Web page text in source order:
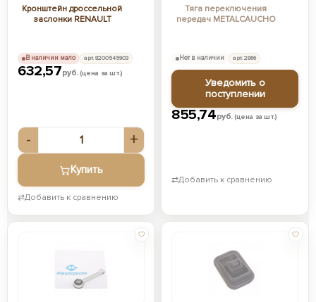
Кронштейн дроссельной
заслонки RENAULT
632,57руб.(цена за шт.)
- +
Купить
В наличии мало арт. 8200545903
⇄Добавить к сравнению
Тяга переключения
передач METALCAUCHO
855,74руб.(цена за шт.)
Нет в наличии арт. 2866
Уведомить о
поступлении
⇄Добавить к сравнению